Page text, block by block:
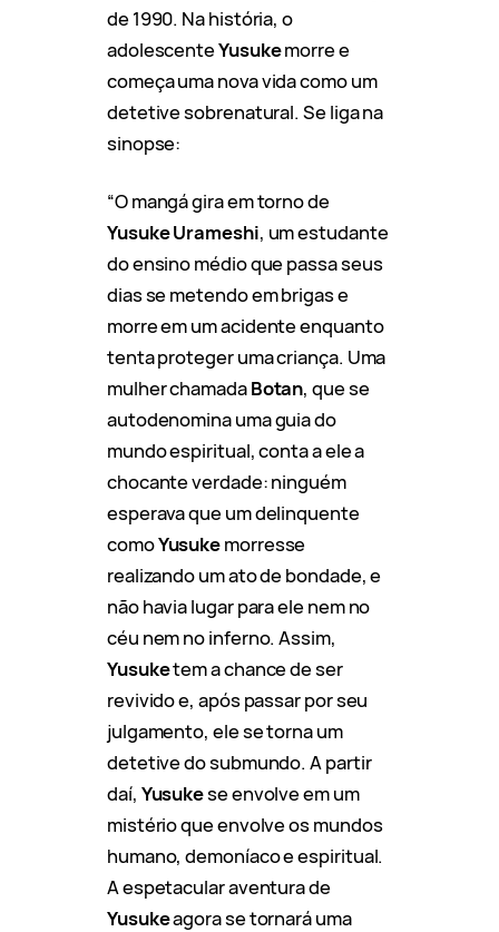
de 1990. Na história, o
adolescenteYusukemorre e
começa uma nova vida como um
detetive sobrenatural. Se liga na
sinopse:
“O mangá gira em torno de
Yusuke Urameshi, um estudante
do ensino médio que passa seus
dias se metendo em brigas e
morre em um acidente enquanto
tenta proteger uma criança. Uma
mulher chamadaBotan, que se
autodenomina uma guia do
mundo espiritual, conta a ele a
chocante verdade: ninguém
esperava que um delinquente
comoYusukemorresse
realizando um ato de bondade, e
não havia lugar para ele nem no
céu nem no inferno. Assim,
Yusuketem a chance de ser
revivido e, após passar por seu
julgamento, ele se torna um
detetive do submundo. A partir
daí, Yusukese envolve em um
mistério que envolve os mundos
humano, demoníaco e espiritual.
A espetacular aventura de
Yusukeagora se tornará uma